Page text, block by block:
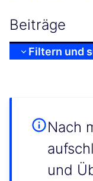
Beiträge
Filtern und
Nach
und